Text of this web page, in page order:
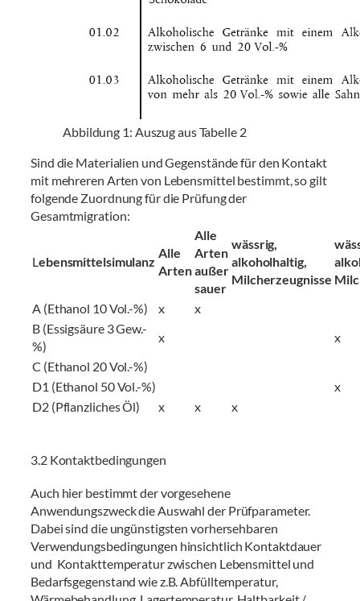
Abbildung 1: Auszug aus Tabelle 2
Sind die Materialien und Gegenstände für den Kontakt
mit mehreren Arten von Lebensmittel bestimmt, so gilt
folgende Zuordnung für die Prüfung der
Gesamtmigration:
Lebensmittelsimulanz
Alle
Arten
Alle
Arten
außer
sauer
wässrig,
alkoholhaltig,
Milcherzeugnisse
A (Ethanol 10 Vol.-%)
x
x
B (Essigsäure 3 Gew.-
%)
x
x
C (Ethanol 20 Vol.-%)
D1 (Ethanol 50 Vol.-%)
x
D2 (Pflanzliches Öl)
x x x
3.2 Kontaktbedingungen
Auch hier bestimmt der vorgesehene
Anwendungszweck die Auswahl der Prüfparameter.
Dabei sind die ungünstigsten vorhersehbaren
Verwendungsbedingungen hinsichtlich Kontaktdauer
und Kontakttemperatur zwischen Lebensmittel und
Bedarfsgegenstand wie z.B. Abfülltemperatur,